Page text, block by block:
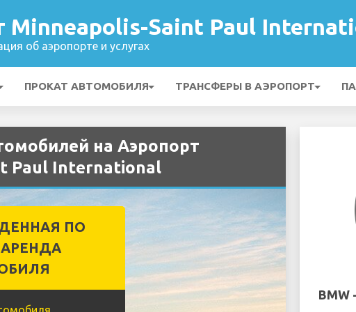
Minneapolis-Saint Paul
об аэропорте и услугах
ПРОКАТ АВТОМОБИЛЯ ТРАНСФЕРЫ В АЭРОПОРТ
на Аэропорт
Paul International
ПО
BMW